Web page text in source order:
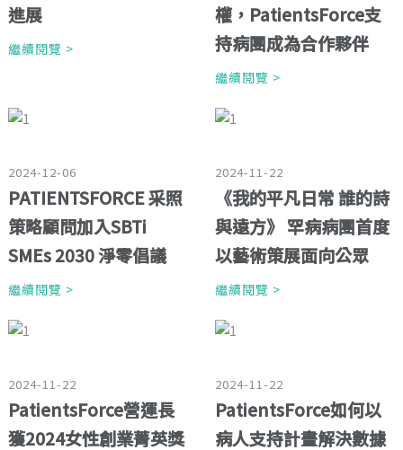
進展
繼續閱覽 >
權，PatientsForce支
持病團成為合作夥伴
繼續閱覽 >
2024-12-06
PATIENTSFORCE 采照
策略顧問加入SBTi
SMEs 2030 淨零倡議
繼續閱覽 >
2024-11-22
《我的平凡日常 誰的詩
與遠方》 罕病病團首度
以藝術策展面向公眾
繼續閱覽 >
2024-11-22
PatientsForce營運長
獲2024女性創業菁英獎
2024-11-22
PatientsForce如何以
病人支持計畫解決數據